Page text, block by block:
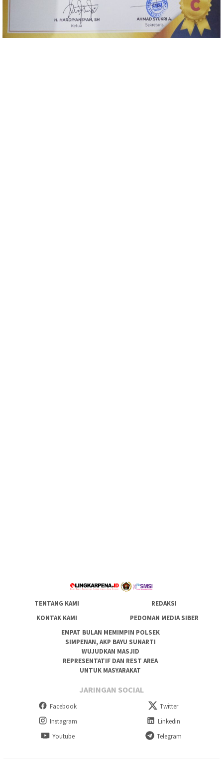
TENTANG KAMI
REDAKSI
KONTAK KAMI
PEDOMAN MEDIA SIBER
EMPAT BULAN MEMIMPIN POLSEK
SIMPENAN, AKP BAYU SUNARTI
WUJUDKAN MASJID
REPRESENTATIF DAN REST AREA
UNTUK MASYARAKAT
JARINGAN SOCIAL
Facebook
Twitter
Instagram
Linkedin
Youtube
Telegram